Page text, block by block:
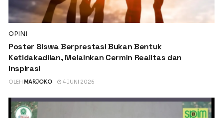
OPINI
Poster Siswa Berprestasi Bukan Bentuk
Ketidakadilan, Melainkan Cermin Realitas dan
Inspirasi
OLEH MARJOKO 4 JUNI 2026